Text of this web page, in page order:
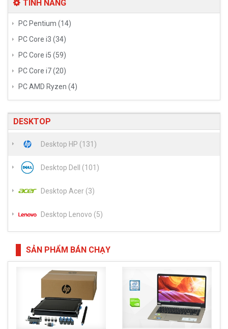
TÍNH NĂNG
PC Pentium (14)
PC Core i3 (34)
PC Core i5 (59)
PC Core i7 (20)
PC AMD Ryzen (4)
DESKTOP
Desktop HP (131)
Desktop Dell (101)
Desktop Acer (3)
Desktop Lenovo (5)
SẢN PHẨM BÁN CHẠY